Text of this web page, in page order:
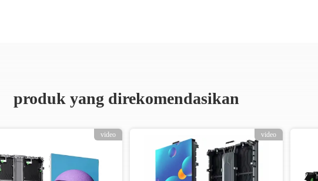
produk yang direkomendasikan
video video